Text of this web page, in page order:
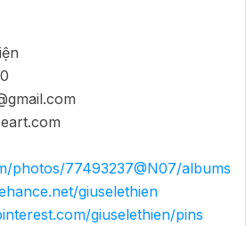
photos/77493237@N07/albums
giuselethien
giuselethien/pins